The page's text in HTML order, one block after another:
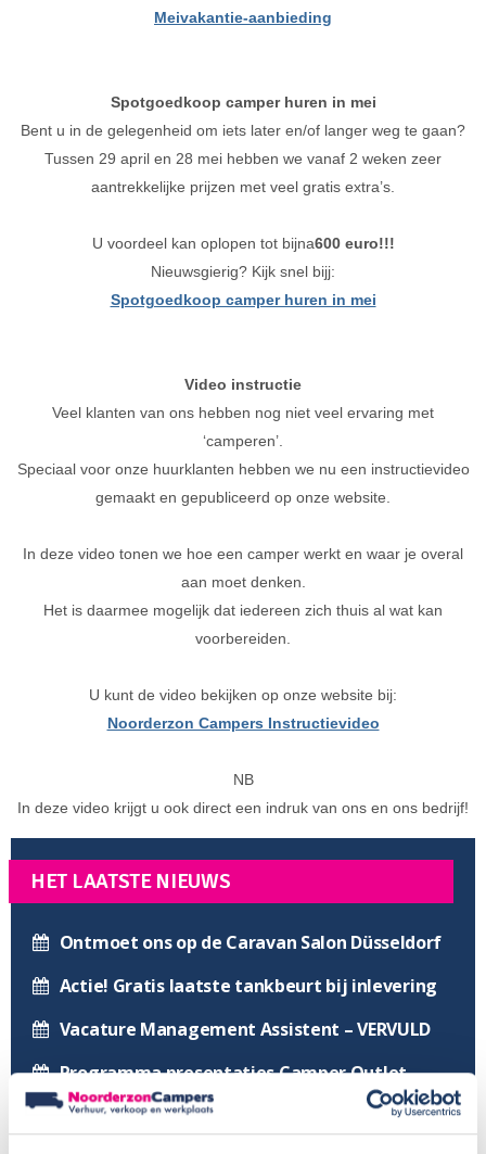
Meivakantie-aanbieding
Spotgoedkoop camper huren in mei
Bent u in de gelegenheid om iets later en/of langer weg te gaan?
Tussen 29 april en 28 mei hebben we vanaf 2 weken zeer
aantrekkelijke prijzen met veel gratis extra’s.
U voordeel kan oplopen tot bijna600 euro!!!
Nieuwsgierig? Kijk snel bijj:
Spotgoedkoop camper huren in mei
Video instructie
Veel klanten van ons hebben nog niet veel ervaring met
‘camperen’.
Speciaal voor onze huurklanten hebben we nu een instructievideo
gemaakt en gepubliceerd op onze website.
In deze video tonen we hoe een camper werkt en waar je overal
aan moet denken.
Het is daarmee mogelijk dat iedereen zich thuis al wat kan
voorbereiden.
U kunt de video bekijken op onze website bij:
Noorderzon Campers Instructievideo
NB
In deze video krijgt u ook direct een indruk van ons en ons bedrijf!
HET LAATSTE NIEUWS
Ontmoet ons op de Caravan Salon Düsseldorf
Actie! Gratis laatste tankbeurt bij inlevering
Vacature Management Assistent – VERVULD
Programma presentaties Camper Outlet
bekend